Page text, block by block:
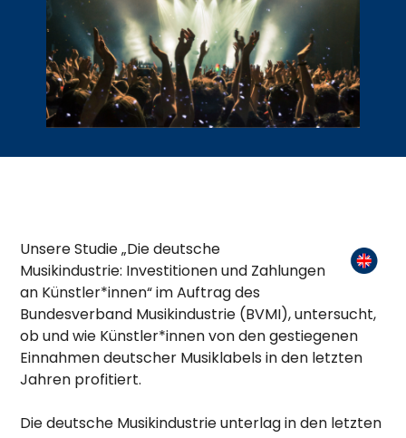
Unsere Studie „Die deutsche
Musikindustrie: Investitionen und Zahlungen
an Künstler*innen“ im Auftrag des
Bundesverband Musikindustrie (BVMI), untersucht,
ob und wie Künstler*innen von den gestiegenen
Einnahmen deutscher Musiklabels in den letzten
Jahren profitiert.
Die deutsche Musikindustrie unterlag in den letzten